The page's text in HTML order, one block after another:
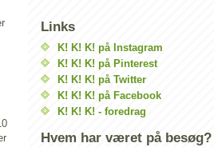
Links
K! K! K! på Instagram
K! K! K! på Pinterest
K! K! K! på Twitter
K! K! K! på Facebook
K! K! K! - foredrag
Hvem har været på besøg?